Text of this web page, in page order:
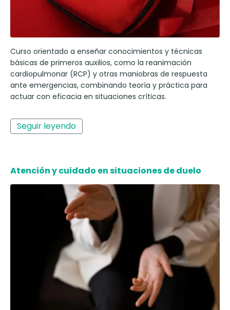
Curso orientado a enseñar conocimientos y técnicas
básicas de primeros auxilios, como la reanimación
cardiopulmonar (RCP) y otras maniobras de respuesta
ante emergencias, combinando teoría y práctica para
actuar con eficacia en situaciones críticas.
Seguir leyendo
Atención y cuidado en situaciones de duelo